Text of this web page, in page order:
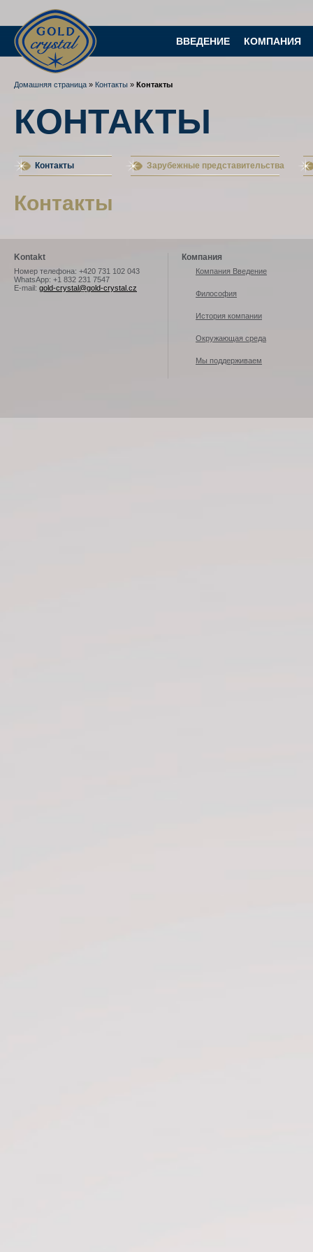
Gold-Crystal
ВВЕДЕНИЕ КОМПАНИЯ
Домашняя страница » Контакты » Контакты
КОНТАКТЫ
Контакты Зарубежные представительства
Контакты
Kontakt
Номер телефона: +420 731 102 043
WhatsApp: +1 832 231 7547
E-mail: gold-crystal@gold-crystal.cz
Компания
Компания Введение
Философия
История компании
Окружающая среда
Мы поддерживаем